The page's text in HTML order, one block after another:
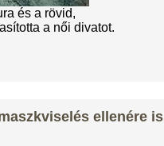
és a rövid,
a női divatot.
ellenére is